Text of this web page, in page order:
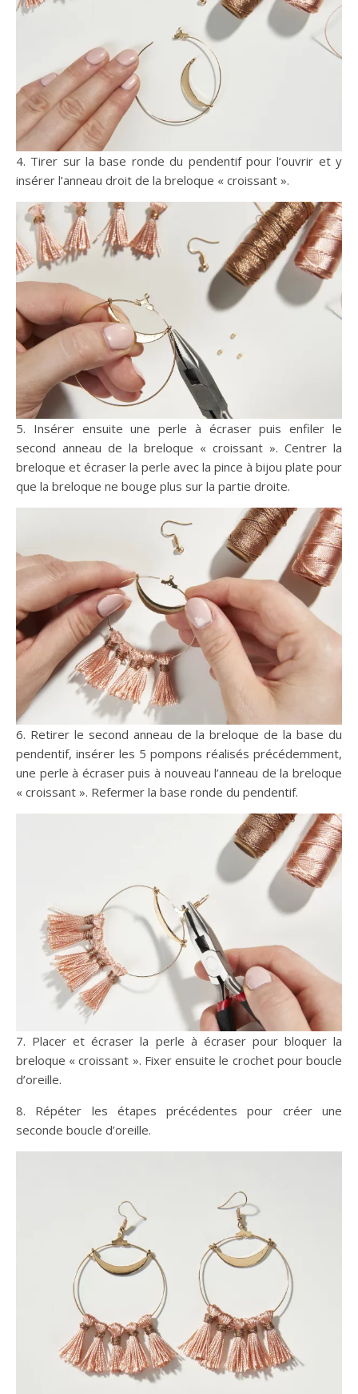
4. Tirer sur la base ronde du pendentif pour l’ouvrir et y
insérer l’anneau droit de la breloque « croissant ».
5. Insérer ensuite une perle à écraser puis enfiler le
second anneau de la breloque « croissant ». Centrer la
breloque et écraser la perle avec la pince à bijou plate pour
que la breloque ne bouge plus sur la partie droite.
6. Retirer le second anneau de la breloque de la base du
pendentif, insérer les 5 pompons réalisés précédemment,
une perle à écraser puis à nouveau l’anneau de la breloque
« croissant ». Refermer la base ronde du pendentif.
7. Placer et écraser la perle à écraser pour bloquer la
breloque « croissant ». Fixer ensuite le crochet pour boucle
d’oreille.
8. Répéter les étapes précédentes pour créer une
seconde boucle d’oreille.